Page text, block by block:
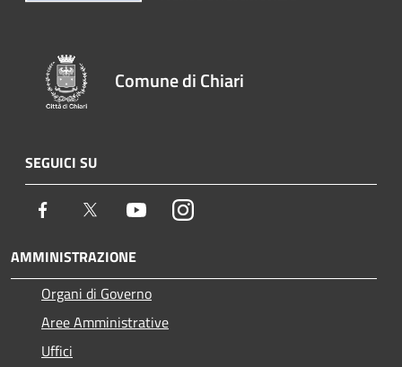
Comune di Chiari
SEGUICI SU
Facebook Twitter YoutubeInstagram
AMMINISTRAZIONE
Organi di Governo
Aree Amministrative
Uffici